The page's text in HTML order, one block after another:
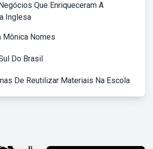
Que Enriqueceram A
Inglesa
Mônica Nomes
Do Brasil
De Reutilizar Materiais Na Escola